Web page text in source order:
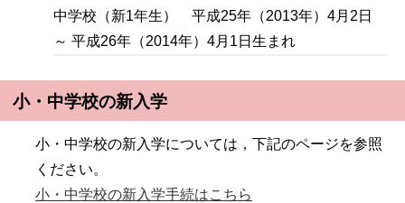
中学校（新1年生） 平成25年（2013年）4月2日
～ 平成26年（2014年）4月1日生まれ
小・中学校の新入学
小・中学校の新入学については，下記のページを参照
ください。
小・中学校の新入学手続はこちら